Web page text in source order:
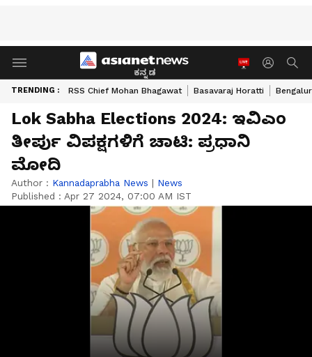
ಕನ್ನಡ
TRENDING : RSS Chief Mohan Bhagawat Basavaraj Horatti
Lok Sabha Elections 2024: ಇವಿಎಂ
ತೀರ್ಪು ವಿಪಕ್ಷಗಳಿಗೆ ಚಾಟಿ: ಪ್ರಧಾನಿ
ಮೋದಿ
Author : Kannadaprabha News | News
Published : Apr 27 2024, 07:00 AM IST